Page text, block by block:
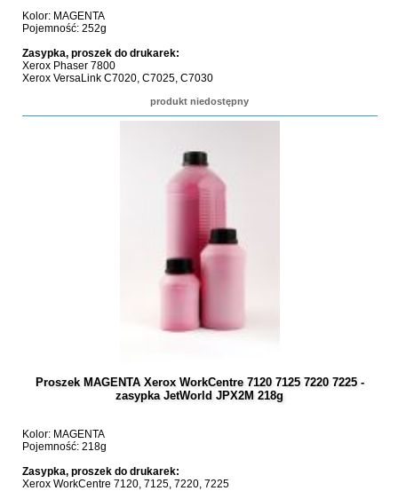
Kolor: MAGENTA
Pojemność: 252g
Zasypka, proszek do drukarek:
Xerox Phaser 7800
Xerox VersaLink C7020, C7025, C7030
produkt niedostępny
Proszek MAGENTA Xerox WorkCentre 7120 7125 7220 7225 -
zasypka JetWorld JPX2M 218g
Kolor: MAGENTA
Pojemność: 218g
Zasypka, proszek do drukarek:
Xerox WorkCentre 7120, 7125, 7220, 7225